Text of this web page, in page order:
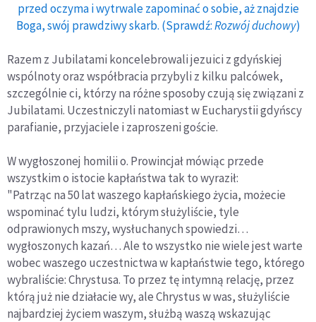
przed oczyma i wytrwale zapominać o sobie, aż znajdzie
Boga, swój prawdziwy skarb. (Sprawdź:Rozwój duchowy)
Razem z Jubilatami koncelebrowali jezuici z gdyńskiej
wspólnoty oraz współbracia przybyli z kilku palcówek,
szczególnie ci, którzy na różne sposoby czują się związani z
Jubilatami. Uczestniczyli natomiast w Eucharystii gdyńscy
parafianie, przyjaciele i zaproszeni goście.
W wygłoszonej homilii o. Prowincjał mówiąc przede
wszystkim o istocie kapłaństwa tak to wyraził:
"Patrząc na 50 lat waszego kapłańskiego życia, możecie
wspominać tylu ludzi, którym służyliście, tyle
odprawionych mszy, wysłuchanych spowiedzi…
wygłoszonych kazań… Ale to wszystko nie wiele jest warte
wobec waszego uczestnictwa w kapłaństwie tego, którego
wybraliście: Chrystusa. To przez tę intymną relację, przez
którą już nie działacie wy, ale Chrystus w was, służyliście
najbardziej życiem waszym, służbą waszą wskazując